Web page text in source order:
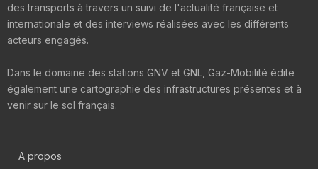
des transports à travers un suivi de l'actualité française et
internationale et des interviews réalisées avec les différents
acteurs engagés.
Dans le domaine des stations GNV et GNL, Gaz-Mobilité édite
également une cartographie des infrastructures présentes et à
venir sur le sol français.
A propos